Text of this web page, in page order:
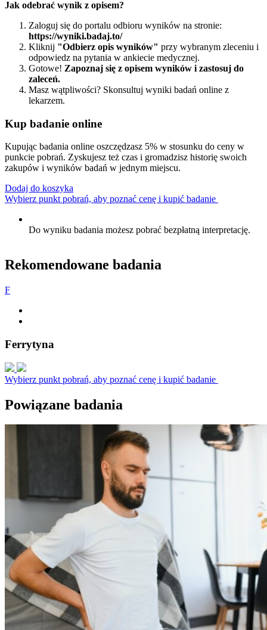
Jak odebrać wynik z opisem?
Zaloguj się do portalu odbioru wyników na stronie:
https://wyniki.badaj.to/
Kliknij "Odbierz opis wyników" przy wybranym zleceniu i
odpowiedz na pytania w ankiecie medycznej.
Gotowe! Zapoznaj się z opisem wyników i zastosuj do
zaleceń.
Masz wątpliwości? Skonsultuj wyniki badań online z
lekarzem.
Kup badanie online
Kupując badania online oszczędzasz 5% w stosunku do ceny w
punkcie pobrań. Zyskujesz też czas i gromadzisz historię swoich
zakupów i wyników badań w jednym miejscu.
Dodaj do koszyka
Wybierz punkt pobrań, aby poznać cenę i kupić badanie
Do wyniku badania możesz pobrać bezpłatną interpretację.
Rekomendowane badania
F
Ferrytyna
Wybierz punkt pobrań, aby poznać cenę i kupić badanie
Powiązane badania